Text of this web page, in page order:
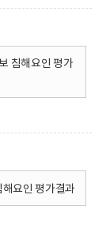
침해요인 평가
해요인 평가결과